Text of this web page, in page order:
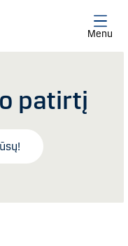
Menu
patirtį